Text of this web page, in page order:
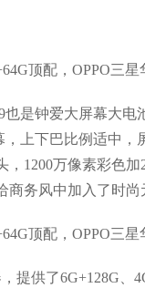
也是钟爱大屏幕大
，上下巴比例适中
1200万像素彩色
务风中加入了时尚
提供了6G+128G、